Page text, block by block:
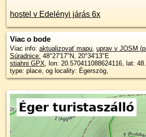
hostel v Edelényi járás 6x
Viac o bode
Viac info: aktualizovať mapu, uprav v JOSM
Súradnice: 48°27'17"N, 20°34'13"E
stiahni GPX, lon: 20.570411088624116, lat:
type: place, og locality: Égerszög,